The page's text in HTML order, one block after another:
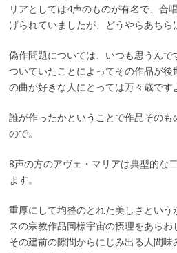
リアとしては4声のものが有名で、合
げられていましたが、どうやらあちら
偽作問題については、いつも思うん
ついていたことによってその作品が
の曲が好きな人にとっては万々歳です
誰が作ったかということで作品その
ので。
8声の方のアヴェ・マリアは典型的な
ます。
重厚にして均整のとれた美しさとい
スの宗教作品同様宇宙の摂理をあらわ
その建前の隙間からにじみ出る人間